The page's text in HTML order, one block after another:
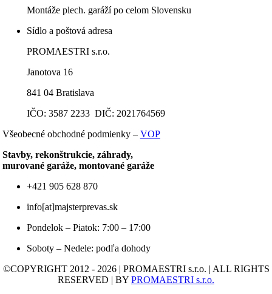
Montáže plech. garáží po celom Slovensku
Sídlo a poštová adresa
PROMAESTRI s.r.o.
Janotova 16
841 04 Bratislava
IČO: 3587 2233 DIČ: 2021764569
Všeobecné obchodné podmienky – VOP
Stavby, rekonštrukcie, záhrady,
murované garáže, montované garáže
+421 905 628 870
info[at]majsterprevas.sk
Pondelok – Piatok: 7:00 – 17:00
Soboty – Nedele: podľa dohody
©COPYRIGHT 2012 - 2026 | PROMAESTRI s.r.o. | ALL RIGHTS
RESERVED | BY PROMAESTRI s.r.o.